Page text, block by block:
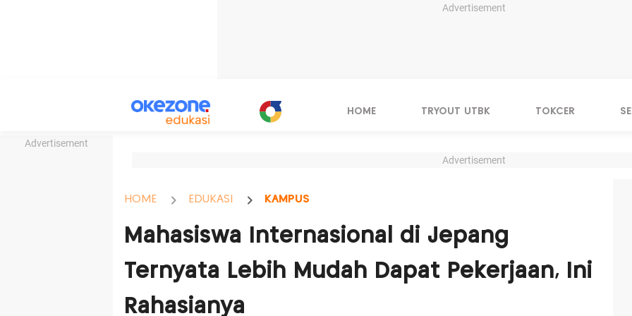
Advertisement
Advertisement
HOME TRYOUT UTBK TOKCER
Advertisement
HOME EDUKASI KAMPUS
Mahasiswa Internasional di Jepang
Ternyata Lebih Mudah Dapat Pekerjaan, Ini
Rahasianya